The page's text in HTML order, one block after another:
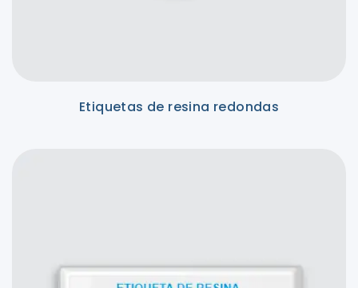
Etiquetas de resina redondas